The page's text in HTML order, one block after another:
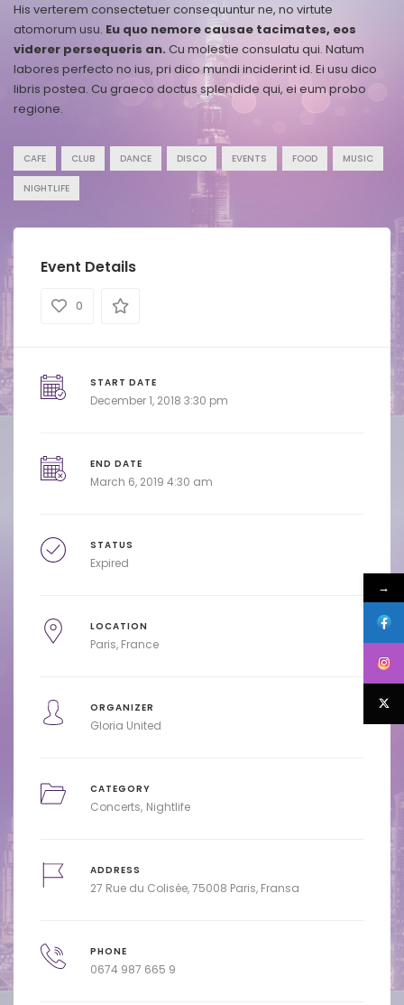
His verterem consectetuer consequuntur ne, no virtute
atomorum usu. Eu quo nemore causae tacimates, eos
viderer persequeris an. Cu molestie consulatu qui. Natum
labores perfecto no ius, pri dico mundi inciderint id. Ei usu dico
libris postea. Cu graeco doctus splendide qui, ei eum probo
regione.
CAFE CLUB DANCE DISCO EVENTS FOOD MUSIC
NIGHTLIFE
Event Details
0
START DATE
December 1, 2018 3:30 pm
END DATE
March 6, 2019 4:30 am
STATUS
Expired
LOCATION
Paris, France
ORGANIZER
Gloria United
CATEGORY
Concerts Nightlife
ADDRESS
27 Rue du Colisée, 75008 Paris, Fransa
PHONE
0674 987 665 9
→